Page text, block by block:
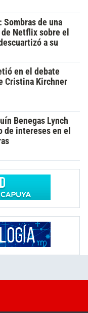
de una
Netflix sobre el
a su
en el debate
Cristina Kirchner
Benegas Lynch
intereses en el